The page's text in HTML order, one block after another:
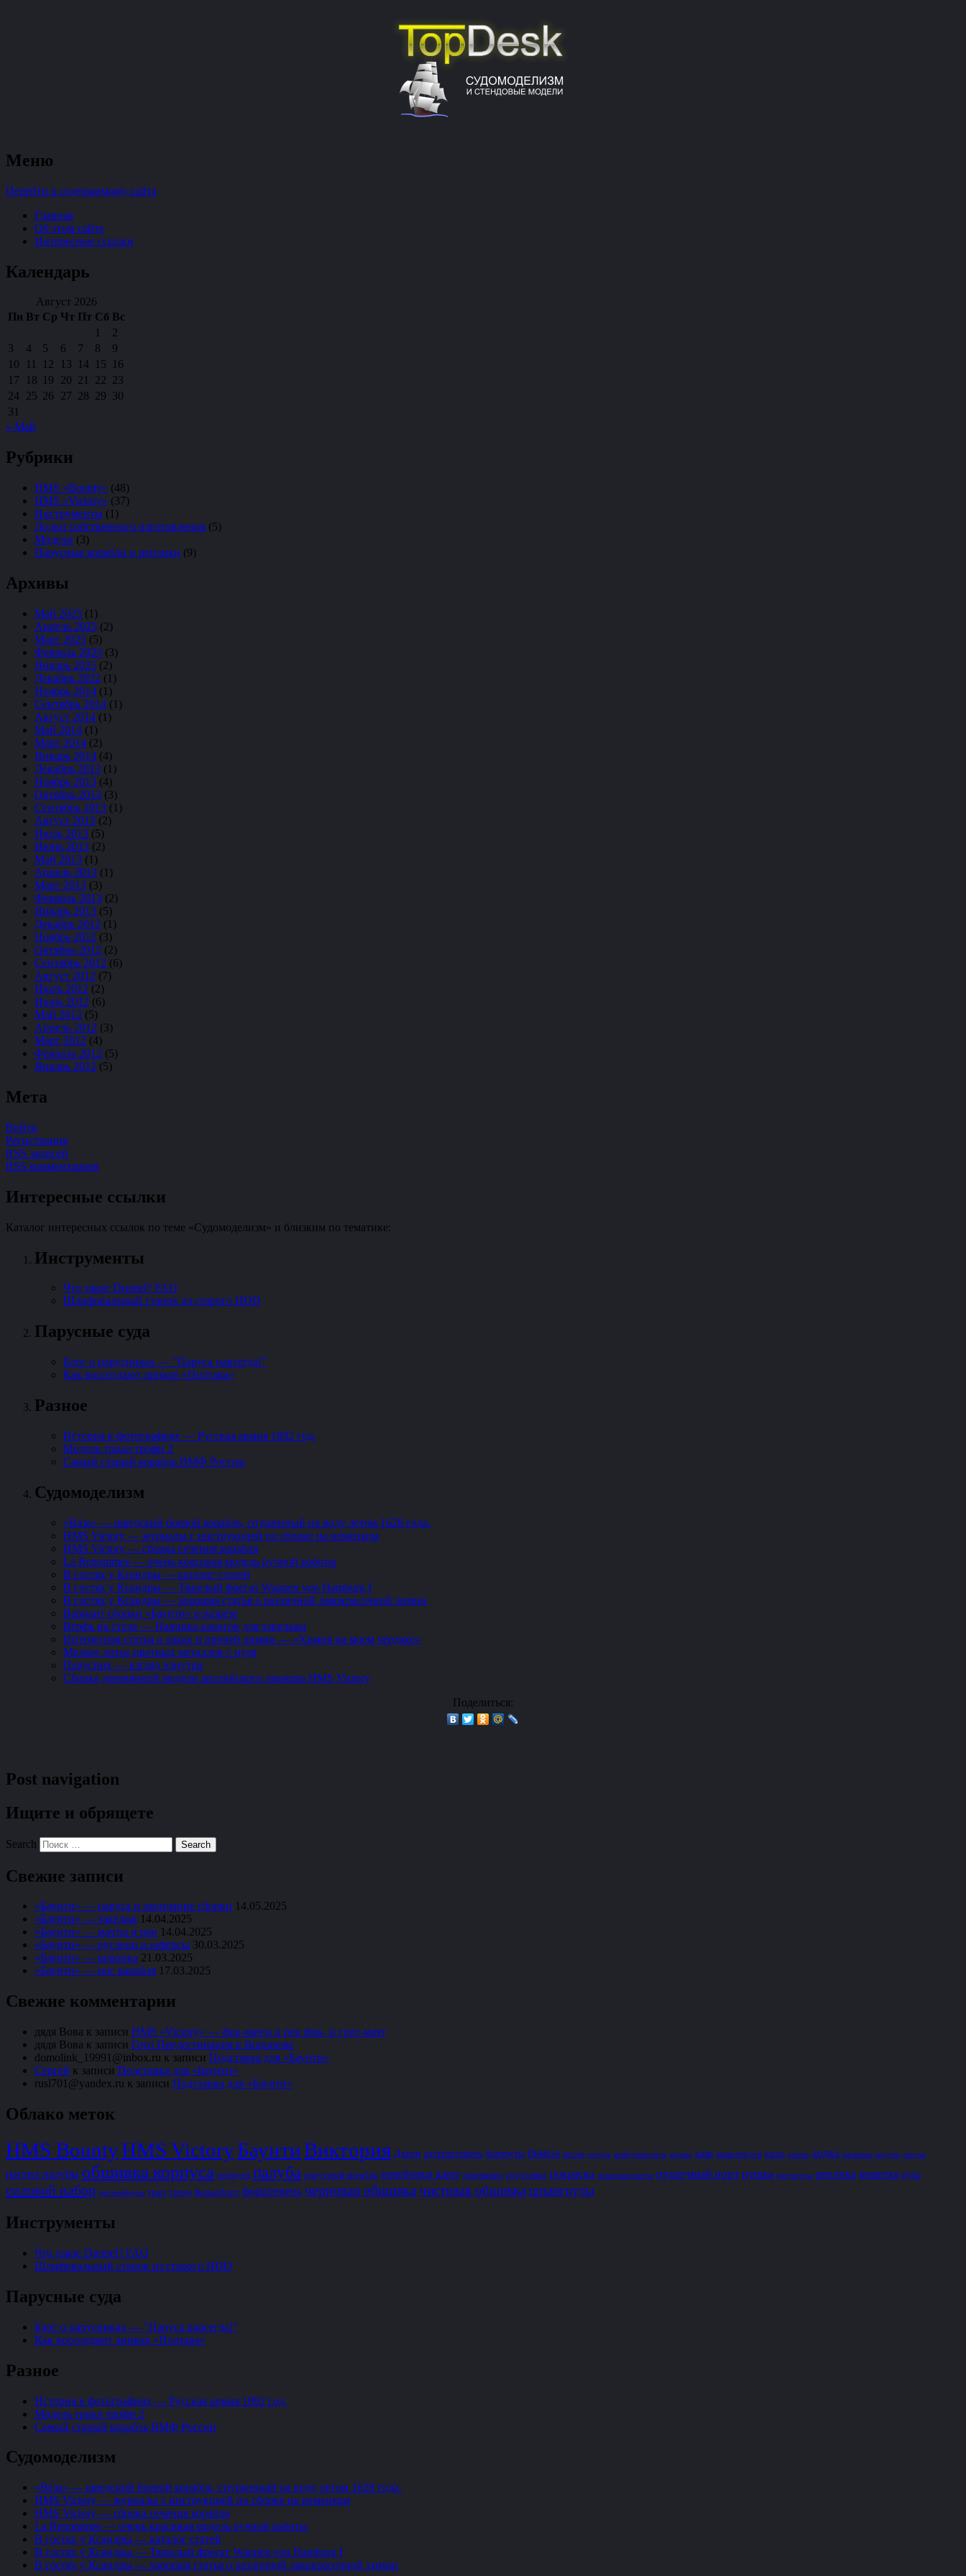
TopDesk
судомоделизм и стендовые модели
Меню
Перейти к содержимому сайта
Главная
Об этом сайте
Интересные ссылки
Календарь
Август 2026
Пн Вт Ср Чт Пт Сб Вс
1
2
3
4 5 6 7 8
9
10
11 12 13 14 15
16
17
18 19 20 21 22 23
24 25 26 27 28 29 30
31
« Май
Рубрики
HMS «Bounty» (48)
HMS «Victory» (37)
Инструменты (1)
Лодки собственного изготовления (5)
Модели (3)
Парусные корабли и реплики (9)
Архивы
Май 2025 (1)
Апрель 2025 (2)
Март 2025 (5)
Февраль 2025 (3)
Январь 2025 (2)
Декабрь 2022 (1)
Ноябрь 2014 (1)
Сентябрь 2014 (1)
Август 2014 (1)
Май 2014 (1)
Март 2014 (2)
Январь 2014 (4)
Декабрь 2013 (1)
Ноябрь 2013 (4)
Октябрь 2013 (3)
Сентябрь 2013 (1)
Август 2013 (2)
Июль 2013 (5)
Июнь 2013 (2)
Май 2013 (1)
Апрель 2013 (1)
Март 2013 (3)
Февраль 2013 (2)
Январь 2013 (5)
Декабрь 2012 (1)
Ноябрь 2012 (3)
Октябрь 2012 (2)
Сентябрь 2012 (6)
Август 2012 (7)
Июль 2012 (2)
Июнь 2012 (6)
Май 2012 (5)
Апрель 2012 (3)
Март 2012 (4)
Февраль 2012 (5)
Январь 2012 (5)
Мета
Войти
Регистрация
RSS записей
RSS комментариев
Интересные ссылки
Каталог интересных ссылок по теме «Судомоделизм» и близким по тематике:
Инструменты
Что такое Dremel? FAQ
Шлифовальный станок из старого HDD
Парусные суда
Блог о парусниках — "Паруса навсегда!"
Как воссоздают линкор «Полтава»
Разное
История в фотографиях — Русская армия 1892 год.
Модель триал трофи 2
Самый старый корабль ВМФ России
Судомоделизм
«Ва́за» — шведский боевой корабль, спущенный на воду летом 1628 года.
HMS Victory — журналы с инструкцией по сборке на немецком
HMS Victory — сборка сечения корабля
La Renommee — очень красивая модель ручной работы
В гостях у Ксандры — каталог статей
В гостях у Ксандры — Тяжелый фрегат Wappen von Hamburg I
В гостях у Ксандры — хорошая статья о различной лакокрасочной химии
Вариант сборки «Баунти» в разрезе
Верфь на столе — Навивка канатов для такелажа
Интересная статья о лаках и прочей химии — «Химия на моем чердаке»
Мелкое литье цветных металлов с нуля
Парусник — взгляд изнутри
Сборка деревянной модели английского линкора HMS Victory
Поделиться:
Post navigation
Ищите и обрящете
Search
Свежие записи
«Баунти» — паруса и окончание сборки
14.05.2025
«Баунти» — такелаж
14.04.2025
«Баунти» — мачты и реи
14.04.2025
«Баунти» — руслени и юферсы 30.03.2025
«Баунти» — шлюпка 21.03.2025
«Баунти» — нос корабля
17.03.2025
Свежие комментарии
дядя Вова к записи HMS «Victory» — фок-мачта и реи фок- и грот-мачт
дядя Вова к записи Гото Предестинация в Воронеже
domolink_19991@inbox.ru к записи Подставка для «Баунти»
Сергей к записи Подставка для «Баунти»
rusl701@yandex.ru к записи Подставка для «Баунти»
Облако меток
HMS BountyHMS VictoryБаунтиВиктория Двери ахтерштевень бархоуты бимсы весла гондек камбузная печь каркас каяк квартердек киль клюзы лодка малковка модель нагели
настил палубы обшивка корпуса опердек палуба парусный корабль переборки кают планширь подставка покраска помповая шахта пушечный порт пушка пяртнерсы реплика решетка руль
силовой набор топтимберсы трап трюм фальшборт форштевень черновая обшивка чистовая обшивка шпангоуты
Инструменты
Что такое Dremel? FAQ
Шлифовальный станок из старого HDD
Парусные суда
Блог о парусниках — "Паруса навсегда!"
Как воссоздают линкор «Полтава»
Разное
История в фотографиях — Русская армия 1892 год.
Модель триал трофи 2
Самый старый корабль ВМФ России
Судомоделизм
«Ва́за» — шведский боевой корабль, спущенный на воду летом 1628 года.
HMS Victory — журналы с инструкцией по сборке на немецком
HMS Victory — сборка сечения корабля
La Renommee — очень красивая модель ручной работы
В гостях у Ксандры — каталог статей
В гостях у Ксандры — Тяжелый фрегат Wappen von Hamburg I
В гостях у Ксандры — хорошая статья о различной лакокрасочной химии